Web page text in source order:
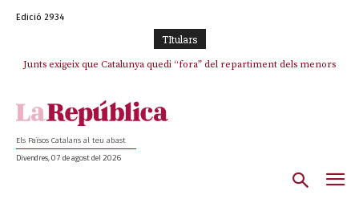
Edició 2934
TItulars
Junts exigeix que Catalunya quedi “fora” del repartiment dels menors
Els Països Catalans al teu abast
Divendres, 07 de agost del 2026